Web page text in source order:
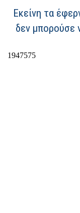
Εκείνη τα
δεν μπορούσε